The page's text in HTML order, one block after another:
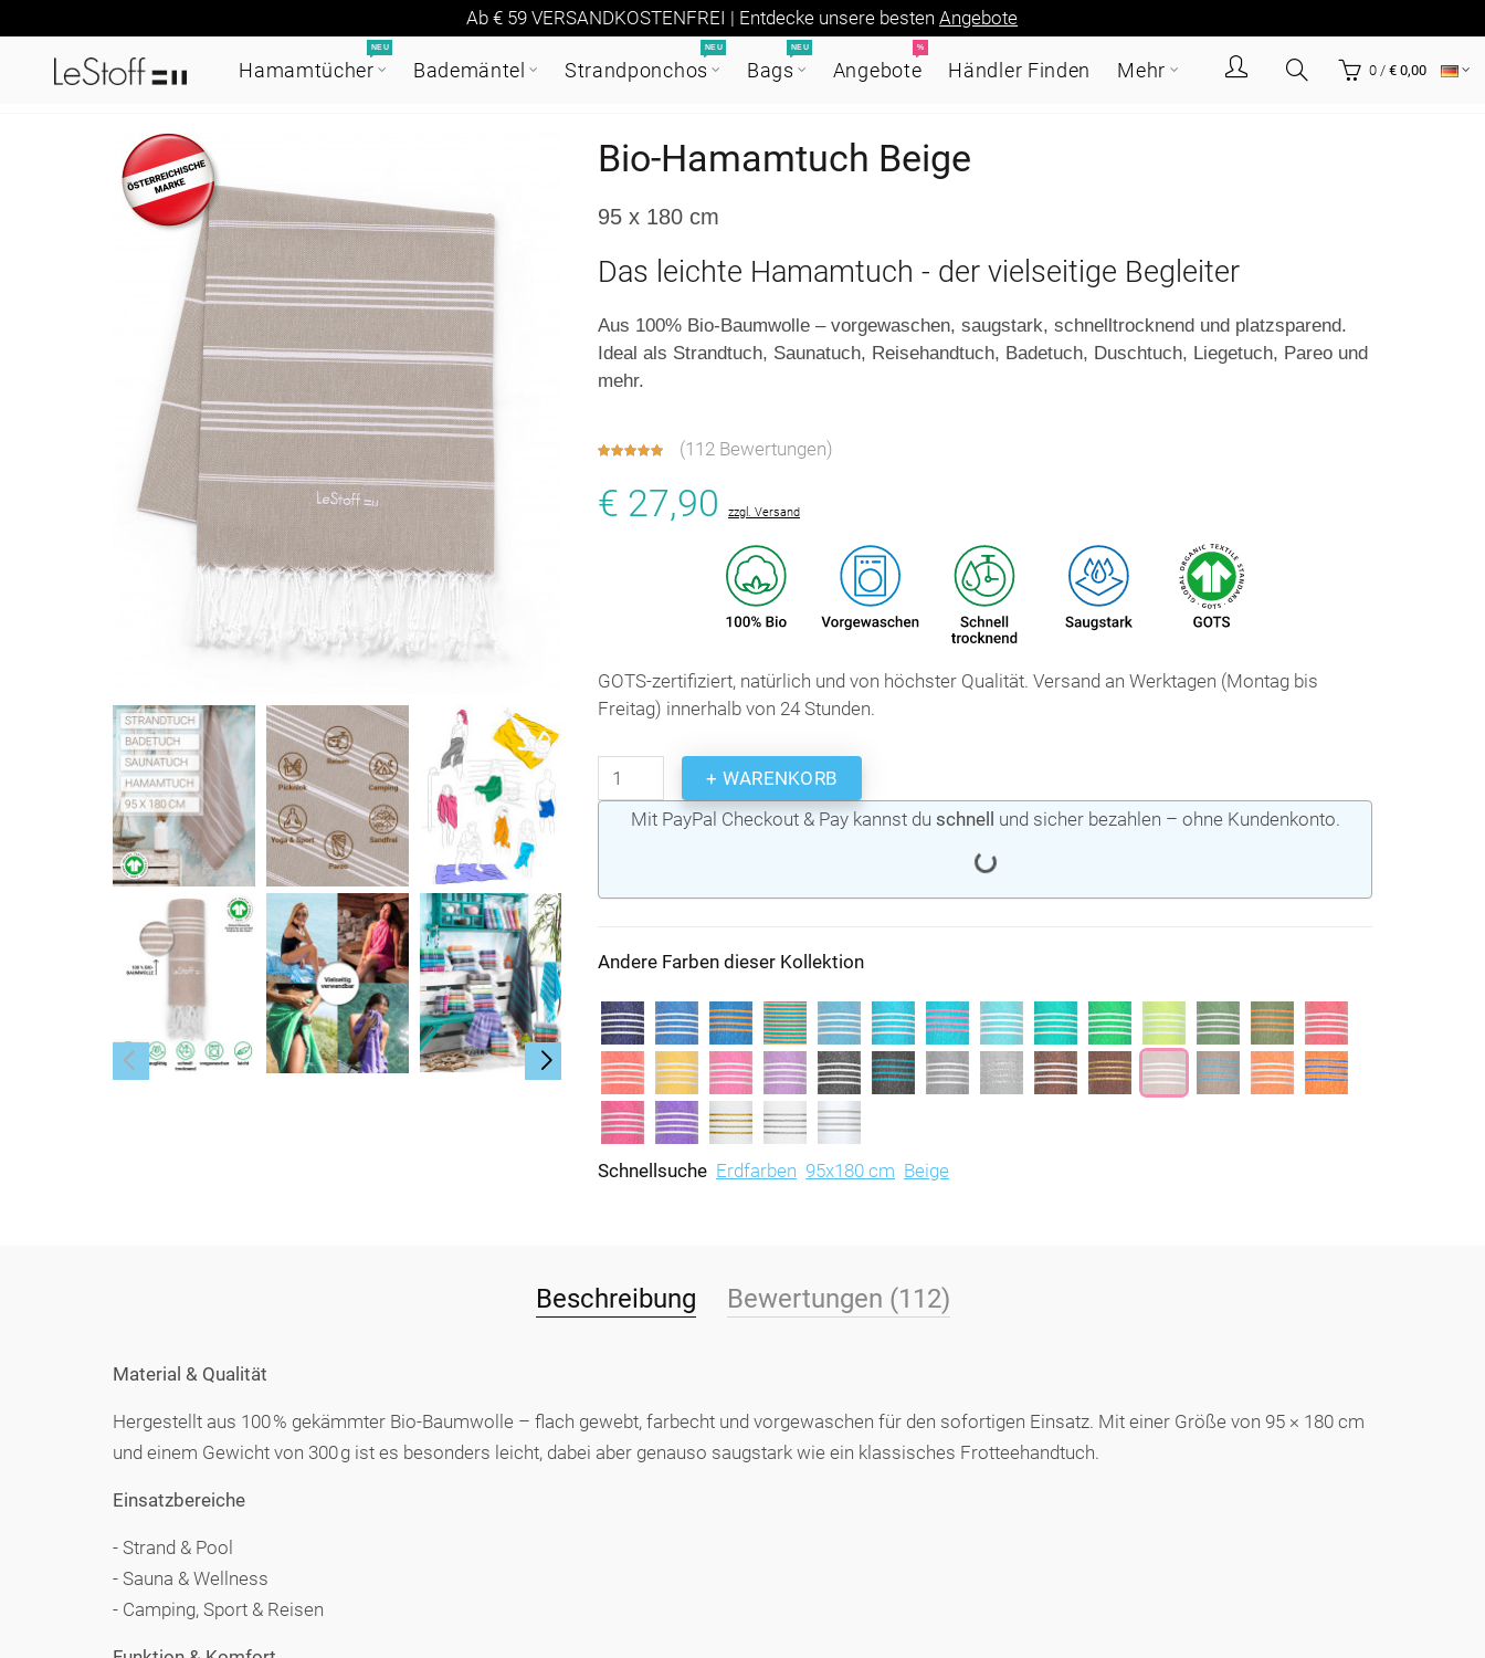
Ab € 59 VERSANDKOSTENFREI | Entdecke unsere bestenAngebote
Hamamtücher
NEU
Bademäntel Strandponchos
NEU
Bags
NEU
Angebote
%
Händler Finden Mehr 0 / € 0,00
Bio-Hamamtuch Beige
95 x 180 cm
Das leichte Hamamtuch - der vielseitige Begleiter
Aus 100% Bio-Baumwolle – vorgewaschen, saugstark, schnelltrocknend und platzsparend.
Ideal als Strandtuch, Saunatuch, Reisehandtuch, Badetuch, Duschtuch, Liegetuch, Pareo und
mehr.
(112 Bewertungen)
€ 27,90 zzgl. Versand
GOTS-zertifiziert, natürlich und von höchster Qualität. Versand an Werktagen (Montag bis
Freitag) innerhalb von 24 Stunden.
+ WARENKORB
Mit PayPal Checkout & Pay kannst du schnell und sicher bezahlen – ohne Kundenkonto.
Andere Farben dieser Kollektion
Schnellsuche Erdfarben 95x180 cm Beige
Beschreibung Bewertungen (112)
Material & Qualität
Hergestellt aus 100 % gekämmter Bio-Baumwolle – flach gewebt, farbecht und vorgewaschen für den sofortigen Einsatz. Mit einer Größe von 95 × 180 cm
und einem Gewicht von 300 g ist es besonders leicht, dabei aber genauso saugstark wie ein klassisches Frotteehandtuch.
Einsatzbereiche
- Strand & Pool
- Sauna & Wellness
- Camping, Sport & Reisen